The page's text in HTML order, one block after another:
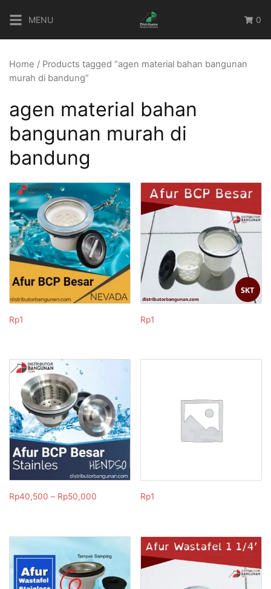
content
MENU 0
Home / Products tagged “agen material bahan bangunan
murah di bandung”
agen material bahan
bangunan murah di
bandung
Rp1 Rp1
Rp40,500 – Rp50,000 Rp1